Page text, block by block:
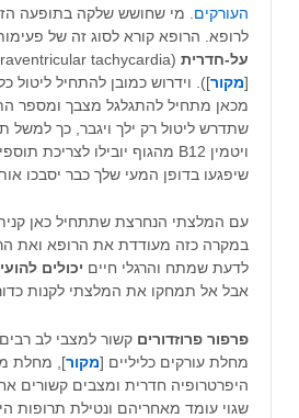
העורקים . מי שחושש שלקה בתופעה
לרופא. הרופא קורא לסוג זה של
על-חדרית
tachycardia
[מקור]). וידרוש כמובן להתחיל ליטול
מכאן מתחיל להתגלגל מצבך ומספר
שתדרש ליטול רק ילך ויגבר, כך למשל
שיפגעו בדופן המעי שלך כבר יסבכו
עם המלצתי הנחרצת שתתחיל כאן
במקרה כזה מעודדת את הרופא ואת
לדעת שמתח והרגלי חיים יכולים
אבל אל תמחקו את המלצתי לקנות
פרפור פרוזדורים קשור למצבי לב
מחלת עורקים כליליים [מקור], מחלת
היפרטרופיה חדרית ומצבים קשורים
שגוי עומד מאחריהם ונטילת תרופות